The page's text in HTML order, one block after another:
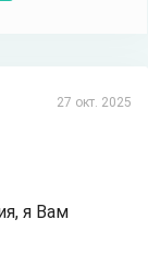
27 окт. 2025
я Вам